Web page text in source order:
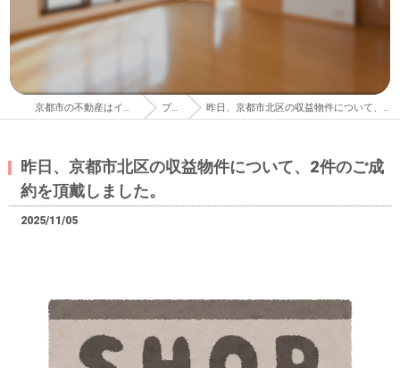
京都市の不動産はイエストア株式会社 ブログ 昨日、京都市北区の収益物件について、2件のご成約を頂戴しました。
昨日、京都市北区の収益物件について、2件のご成
約を頂戴しました。
2025/11/05